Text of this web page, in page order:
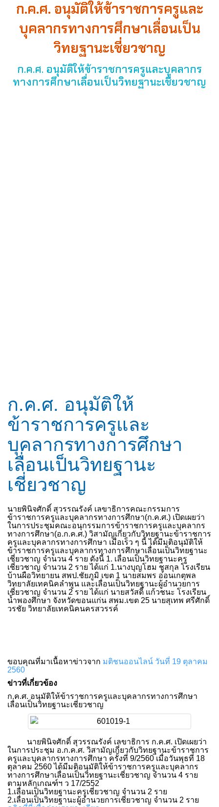
ก.ค.ศ. อนุมัติให้ข้าราชการครูและ
บุคลากรทางการศึกษาเลื่อนเป็น
วิทยฐานะเชี่ยวชาญ
ก.ค.ศ. อนุมัติให้ข้าราชการครูและบุคลากร
ทางการศึกษาเลื่อนเป็นวิทยฐานะเชี่ยวชาญ
ก.ค.ศ. อนุมัติให้
ข้าราชการครูและ
บุคลากรทางการศึกษา
เลื่อนเป็นวิทยฐานะ
เชี่ยวชาญ
นายพินิจศักดิ์ สุวรรณรังค์ เลขาธิการคณะกรรมการ
ข้าราชการครูและบุคลากรทางการศึกษา(ก.ค.ศ.) เปิดเผยว่า
ในการประชุมคณะอนุกรรมการข้าราชการครูและบุคลากร
ทางการศึกษา(อ.ก.ค.ศ.) วิสามัญเกี่ยวกับวิทยฐานะข้าราชการ
ครูและบุคลากรทางการศึกษา เมื่อเร็ว ๆ นี้ ได้มีมติอนุมัติให้
ข้าราชการครูและบุคลากรทางการศึกษาเลื่อนเป็นวิทยฐานะ
เชี่ยวชาญ จำนวน 4 ราย ดังนี้ 1. เลื่อนเป็นวิทยฐานะครู
เชี่ยวชาญ จำนวน 2 ราย ได้แก่ 1.นางบุญโฮม ชูสกุล โรงเรียน
บ้านผือวิทยายน สพป.ชัยภูมิ เขต 1 นายสมพร อ่อนเกตุพล
วิทยาลัยเทคนิคลำพูน และเลื่อนเป็นวิทยฐานะผู้อำนวยการ
เชี่ยวชาญ จำนวน 2 ราย ได้แก่ นายสวัสดิ์ แก้วชนะ โรงเรียน
น้ำพองศึกษา จังหวัดขอนแก่น สพม.เขต 25 นายสุเทพ ศรีศักดิ์
วรชัย วิทยาลัยเทคนิคนครสวรรค์
ขอบคุณที่มาเนื้อหาข่าวจาก มติชนออนไลน์ วันที่ 19 ตุลาคม
2560
ข่าวที่เกี่ยวข้อง
ก.ค.ศ. อนุมัติให้ข้าราชการครูและบุคลากรทางการศึกษา
เลื่อนเป็นวิทยฐานะเชี่ยวชาญ
นายพินิจศักดิ์ สุวรรณรังค์ เลขาธิการ ก.ค.ศ. เปิดเผยว่า
ในการประชุม อ.ก.ค.ศ. วิสามัญเกี่ยวกับวิทยฐานะข้าราชการ
ครูและบุคลากรทางการศึกษา ครั้งที่ 9/2560 เมื่อวันพุธที่ 18
ตุลาคม 2560 ได้มีมติอนุมัติให้ข้าราชการครูและบุคลากร
ทางการศึกษาเลื่อนเป็นวิทยฐานะเชี่ยวชาญ จำนวน 4 ราย
ตามหลักเกณฑ์ฯ ว 17/2552
1.เลื่อนเป็นวิทยฐานะครูเชี่ยวชาญ จำนวน 2 ราย
2.เลื่อนเป็นวิทยฐานะผู้อำนวยการเชี่ยวชาญ จำนวน 2 ราย